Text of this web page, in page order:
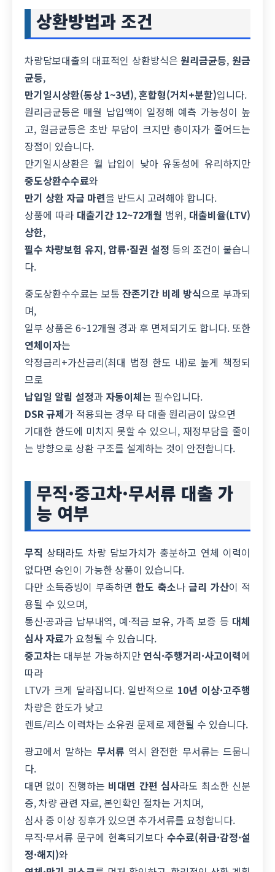
상환방법과 조건
차량담보대출의 대표적인 상환방식은 원리금균등, 원금
균등,
만기일시상환(통상 1~3년),혼합형(거치+분할)입니다.
원리금균등은 매월 납입액이 일정해 예측 가능성이 높
고, 원금균등은 초반 부담이 크지만 총이자가 줄어드는
장점이 있습니다.
만기일시상환은 월 납입이 낮아 유동성에 유리하지만
중도상환수수료와
만기 상환 자금 마련을 반드시 고려해야 합니다.
상품에 따라 대출기간 12~72개월 범위, 대출비율(LTV)
상한,
필수 차량보험 유지, 압류·질권 설정 등의 조건이 붙습니
다.
중도상환수수료는 보통잔존기간 비례 방식으로 부과되
며,
일부 상품은 6~12개월 경과 후 면제되기도 합니다. 또한
연체이자는
약정금리+가산금리(최대 법정 한도 내)로 높게 책정되
므로
납입일 알림 설정과 자동이체는 필수입니다.
DSR 규제가 적용되는 경우 타 대출 원리금이 많으면
기대한 한도에 미치지 못할 수 있으니, 재정부담을 줄이
는 방향으로 상환 구조를 설계하는 것이 안전합니다.
무직·중고차·무서류 대출 가
능 여부
무직 상태라도 차량 담보가치가 충분하고 연체 이력이
없다면 승인이 가능한 상품이 있습니다.
다만 소득증빙이 부족하면한도 축소나금리 가산이 적
용될 수 있으며,
통신·공과금 납부내역, 예·적금 보유, 가족 보증 등 대체
심사 자료가 요청될 수 있습니다.
중고차는 대부분 가능하지만 연식·주행거리·사고이력에
따라
LTV가 크게 달라집니다. 일반적으로 10년 이상·고주행
차량은 한도가 낮고
렌트/리스 이력차는 소유권 문제로 제한될 수 있습니다.
광고에서 말하는 무서류 역시 완전한 무서류는 드뭅니
다.
대면 없이 진행하는 비대면 간편 심사라도 최소한 신분
증, 차량 관련 자료, 본인확인 절차는 거치며,
심사 중 이상 징후가 있으면 추가서류를 요청합니다.
무직·무서류 문구에 현혹되기보다 수수료(취급·감정·설
정·해지)와